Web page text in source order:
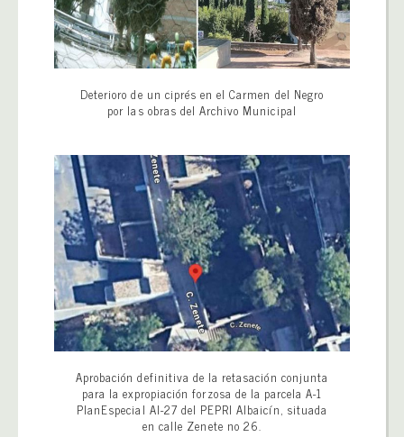
Deterioro de un ciprés en el Carmen del Negro
por las obras del Archivo Municipal
Aprobación definitiva de la retasación conjunta
para la expropiación forzosa de la parcela A-1
PlanEspecial AI-27 del PEPRI Albaicín, situada
en calle Zenete no 26.